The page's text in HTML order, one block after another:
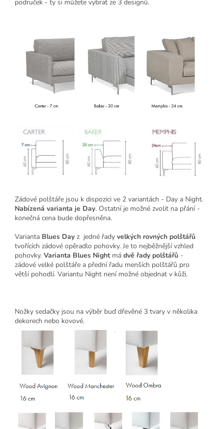
područek - ty si můžete vybrat ze 3 designů.
Zádové polštáře jsou k dispozici ve 2 variantách - Day a Night.
Nabízená varianta je Day. Ostatní je možné zvolit na přání -
konečná cena bude dopřesněna.
Varianta Blues Day z jedné řady velkých rovných polštářů
tvořících zádové opěradlo pohovky. Je to nejběžnější vzhled
pohovky. Varianta Blues Nightmá dvě řady polštářů -
zádové velké polštáře a přední řadu menších polštářů pro
větší pohodlí. Variantu Night není možné objednat v kůži.
Nožky sedačky jsou na výběr buď dřevěné 3 tvary v několika
dekorech nebo kovové.